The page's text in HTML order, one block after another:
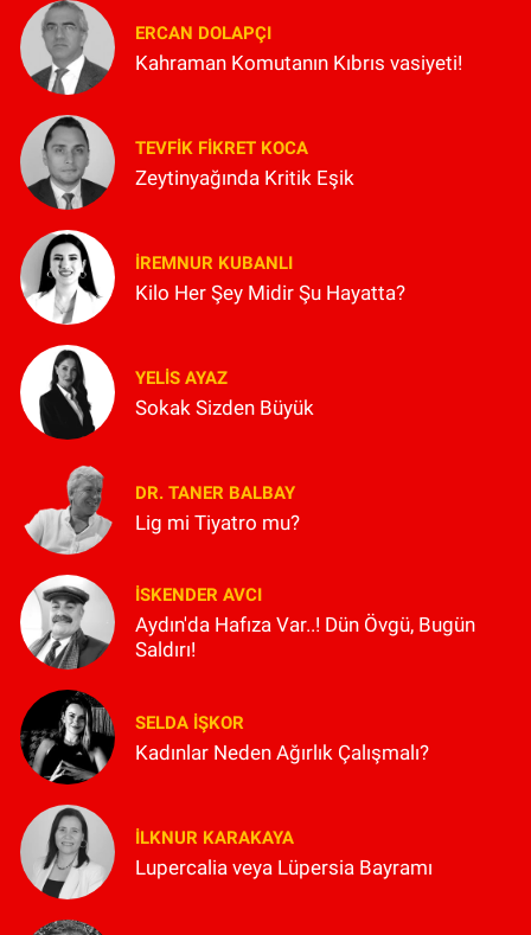
ERCAN DOLAPÇI
Kahraman Komutanın Kıbrıs vasiyeti!
TEVFIK FIKRET KOCA
Zeytinyağında Kritik Eşik
İREMNUR KUBANLI
Kilo Her Şey Midir Şu Hayatta?
YELIS AYAZ
Sokak Sizden Büyük
DR. TANER BALBAY
Lig mi Tiyatro mu?
İSKENDER AVCI
Aydın'da Hafıza Var..! Dün Övgü, Bugün
Saldırı!
SELDA İŞKOR
Kadınlar Neden Ağırlık Çalışmalı?
İLKNUR KARAKAYA
Lupercalia veya Lüpersia Bayramı